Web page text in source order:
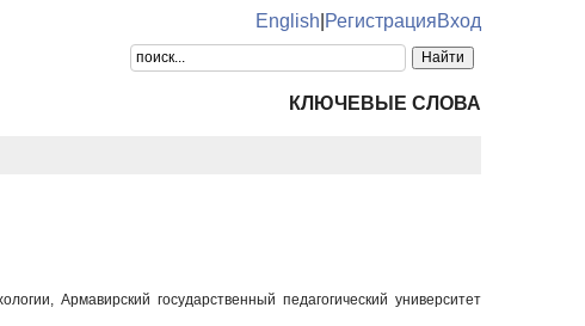
English РегистрацияВход
КЛЮЧЕВЫЕ СЛОВА
Армавирский государственный педагогический университет